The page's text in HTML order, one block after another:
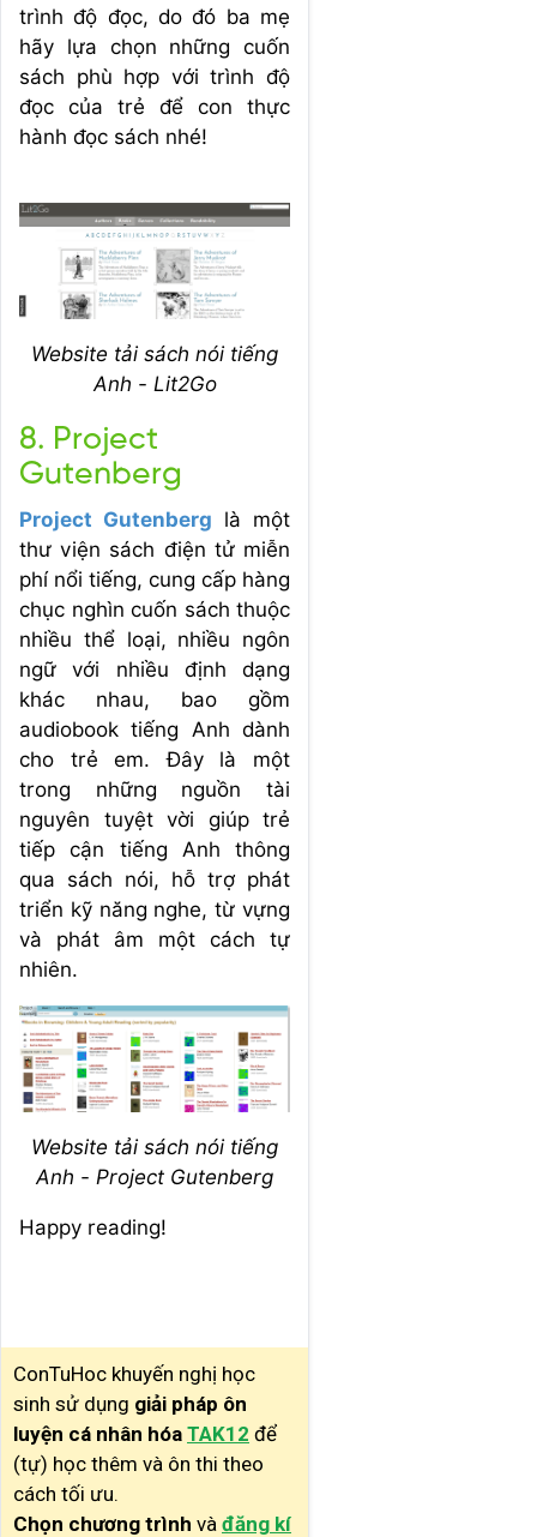
trình độ đọc, do đó ba mẹ
hãy lựa chọn những cuốn
sách phù hợp với trình độ
đọc của trẻ để con thực
hành đọc sách nhé!
Website tải sách nói tiếng
Anh - Lit2Go
8. Project
Gutenberg
Project Gutenberg là một
thư viện sách điện tử miễn
phí nổi tiếng, cung cấp hàng
chục nghìn cuốn sách thuộc
nhiều thể loại, nhiều ngôn
ngữ với nhiều định dạng
khác nhau, bao gồm
audiobook tiếng Anh dành
cho trẻ em. Đây là một
trong những nguồn tài
nguyên tuyệt vời giúp trẻ
tiếp cận tiếng Anh thông
qua sách nói, hỗ trợ phát
triển kỹ năng nghe, từ vựng
và phát âm một cách tự
nhiên.
Website tải sách nói tiếng
Anh - Project Gutenberg
Happy reading!
ConTuHoc khuyến nghị học
sinh sử dụng giải pháp ôn
luyện cá nhân hóa TAK12 để
(tự) học thêm và ôn thi theo
cách tối ưu.
Chọn chương trình và đăng kí